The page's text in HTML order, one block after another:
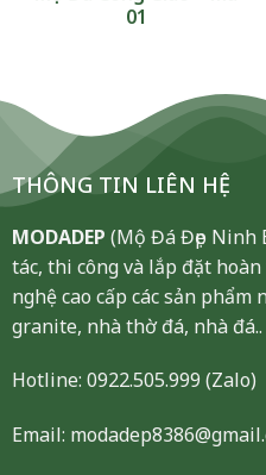
01
THÔNG TIN LIÊN HỆ
MODADEP (Mộ Đá Đẹp Ninh
tác, thi công và lắp đặt
nghệ cao cấp các sản
granite, nhà thờ đá, nhà đá..
Hotline: 0922.505.999 (Zalo)
Email: